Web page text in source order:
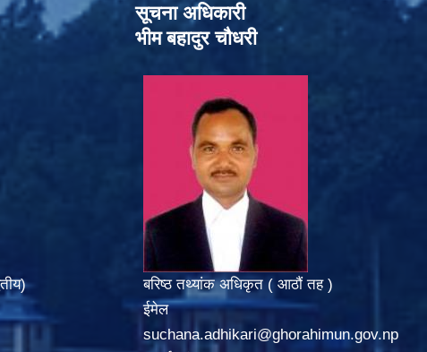
सूचना अधिकारी
भीम बहादुर चौधरी
बरिष्ठ तथ्यांक अधिकृत ( आठौं तह )
ईमेल
suchana.adhikari@ghorahimun.gov.np